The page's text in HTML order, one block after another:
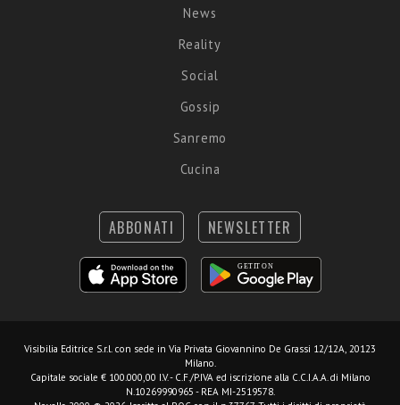
News
Reality
Social
Gossip
Sanremo
Cucina
ABBONATI NEWSLETTER
Visibilia Editrice S.r.l. con sede in Via Privata Giovannino De Grassi 12/12A, 20123
Milano.
Capitale sociale € 100.000,00 I.V. - C.F./P.IVA ed iscrizione alla C.C.I.A.A. di Milano
N.10269990965 - REA MI-2519578.